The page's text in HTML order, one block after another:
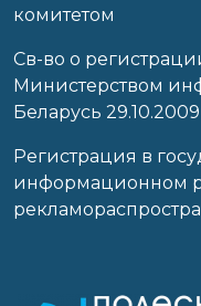
комитетом
Св-во о
Министерством
Беларусь 29.10.2009
Регистрация в
информационном